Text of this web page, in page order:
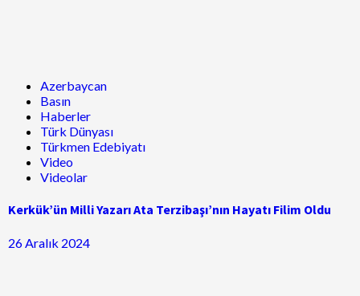
Azerbaycan
Basın
Haberler
Türk Dünyası
Türkmen Edebiyatı
Video
Videolar
Kerkük’ün Milli Yazarı Ata Terzibaşı’nın Hayatı Filim Oldu
26 Aralık 2024